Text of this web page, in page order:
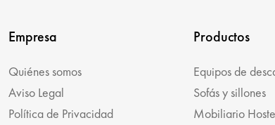
Empresa
Quiénes somos
Aviso Legal
Política de Privacidad
Productos
Equipos de
Sofás y sillones
Mobiliario